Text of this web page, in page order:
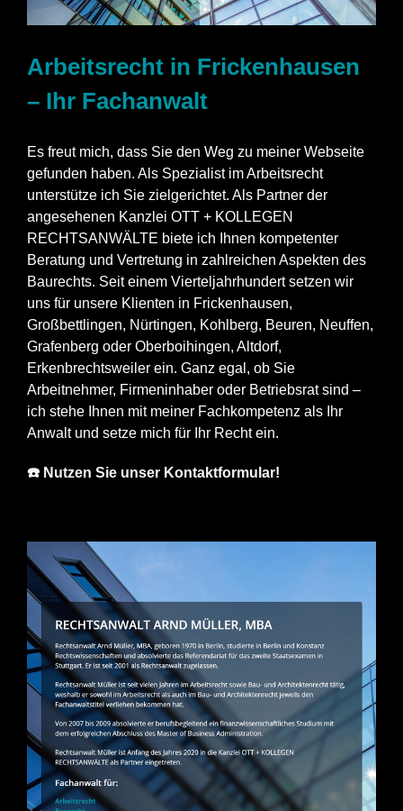
Arbeitsrecht in Frickenhausen
– Ihr Fachanwalt
Es freut mich, dass Sie den Weg zu meiner Webseite
gefunden haben. Als Spezialist im Arbeitsrecht
unterstütze ich Sie zielgerichtet. Als Partner der
angesehenen Kanzlei OTT + KOLLEGEN
RECHTSANWÄLTE biete ich Ihnen kompetenter
Beratung und Vertretung in zahlreichen Aspekten des
Baurechts. Seit einem Vierteljahrhundert setzen wir
uns für unsere Klienten in Frickenhausen,
Großbettlingen, Nürtingen, Kohlberg, Beuren, Neuffen,
Grafenberg oder Oberboihingen, Altdorf,
Erkenbrechtsweiler ein. Ganz egal, ob Sie
Arbeitnehmer, Firmeninhaber oder Betriebsrat sind –
ich stehe Ihnen mit meiner Fachkompetenz als Ihr
Anwalt und setze mich für Ihr Recht ein.
☎️ Nutzen Sie unser Kontaktformular!